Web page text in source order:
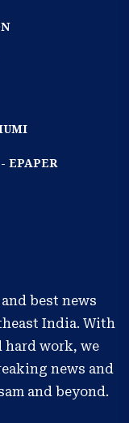
EPAPER
best news
India. With
hard work, we
news and
and beyond.